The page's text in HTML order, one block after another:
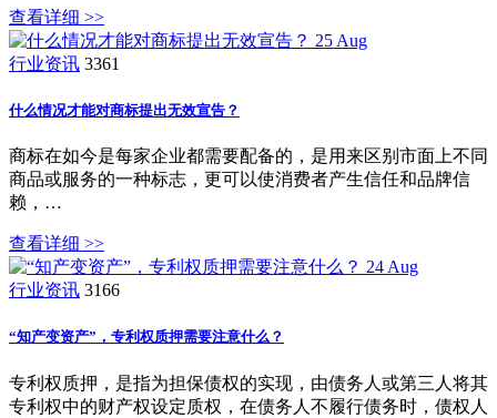
查看详细 >>
25 Aug
行业资讯 3361
什么情况才能对商标提出无效宣告？
商标在如今是每家企业都需要配备的，是用来区别市面上不同
商品或服务的一种标志，更可以使消费者产生信任和品牌信
赖，…
查看详细 >>
24 Aug
行业资讯 3166
“知产变资产”，专利权质押需要注意什么？
专利权质押，是指为担保债权的实现，由债务人或第三人将其
专利权中的财产权设定质权，在债务人不履行债务时，债权人